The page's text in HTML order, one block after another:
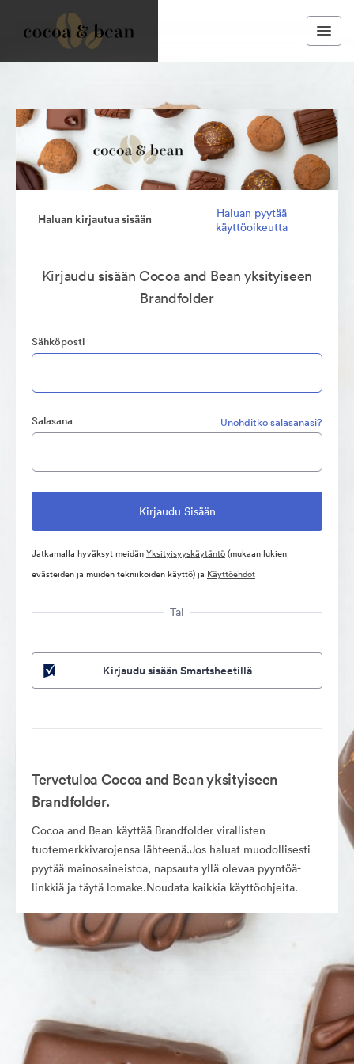
Haluan kirjautua sisään
Haluan pyytää
käyttöoikeutta
Kirjaudu sisään Cocoa and Bean yksityiseen
Brandfolder
Sähköposti
Salasana Unohditko salasanasi?
Jatkamalla hyväksyt meidänYksityisyyskäytäntö(mukaan lukien
evästeiden ja muiden tekniikoiden käyttö) ja Käyttöehdot
Tai
Kirjaudu sisään Smartsheetillä
Tervetuloa Cocoa and Bean yksityiseen
Brandfolder.
Cocoa and Bean käyttää Brandfolder virallisten
tuotemerkkivarojensa lähteenä.Jos haluat muodollisesti
pyytää mainosaineistoa, napsauta yllä olevaa pyyntöä-
linkkiä ja täytä lomake.Noudata kaikkia käyttöohjeita.